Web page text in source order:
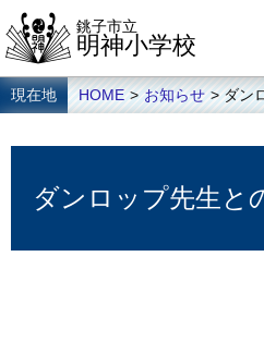
銚子市立
明神小学校
現在地 HOME > お知らせ > ダン
ダンロップ先生と